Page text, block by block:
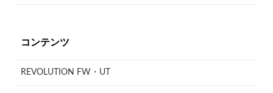
コンテンツ
REVOLUTION FW・UT